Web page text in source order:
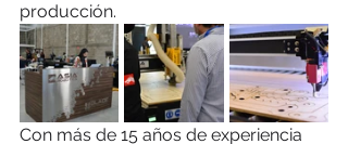
producción.
Con más de 15 años de experiencia